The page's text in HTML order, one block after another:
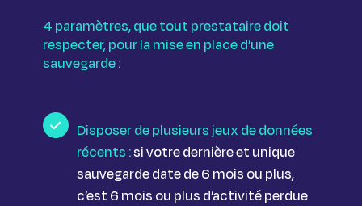
4 paramètres, que tout prestataire doit
respecter, pour la mise en place d’une
sauvegarde :
Disposer de plusieurs jeux de données
récents :si votre dernière et unique
sauvegarde date de 6 mois ou plus,
c’est 6 mois ou plus d’activité perdue